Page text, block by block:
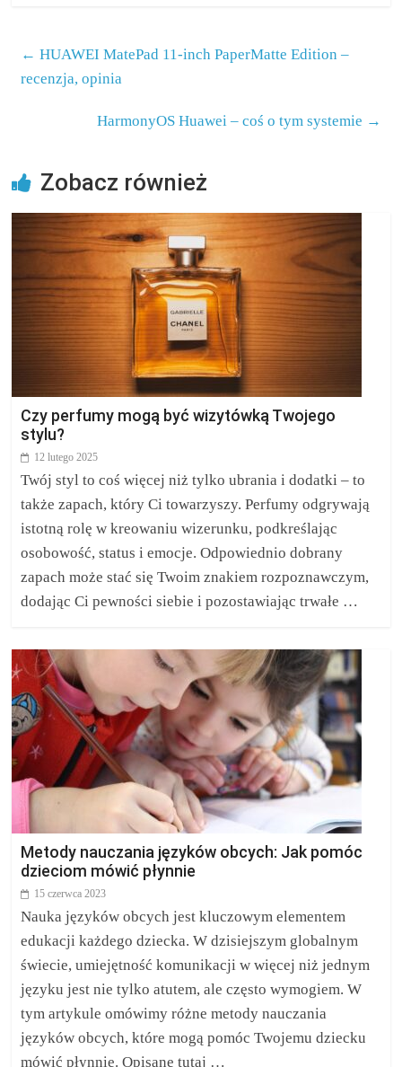
← HUAWEI MatePad 11-inch PaperMatte Edition –
recenzja, opinia
HarmonyOS Huawei – coś o tym systemie →
Zobacz również
Czy perfumy mogą być wizytówką Twojego
stylu?
12 lutego 2025
Twój styl to coś więcej niż tylko ubrania i dodatki – to
także zapach, który Ci towarzyszy. Perfumy odgrywają
istotną rolę w kreowaniu wizerunku, podkreślając
osobowość, status i emocje. Odpowiednio dobrany
zapach może stać się Twoim znakiem rozpoznawczym,
dodając Ci pewności siebie i pozostawiając trwałe …
Metody nauczania języków obcych: Jak pomóc
dzieciom mówić płynnie
15 czerwca 2023
Nauka języków obcych jest kluczowym elementem
edukacji każdego dziecka. W dzisiejszym globalnym
świecie, umiejętność komunikacji w więcej niż jednym
języku jest nie tylko atutem, ale często wymogiem. W
tym artykule omówimy różne metody nauczania
języków obcych, które mogą pomóc Twojemu dziecku
mówić płynnie. Opisane tutaj …